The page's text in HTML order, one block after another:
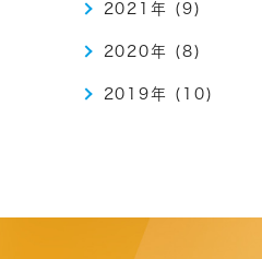
2021年 (9)
2020年 (8)
2019年 (10)